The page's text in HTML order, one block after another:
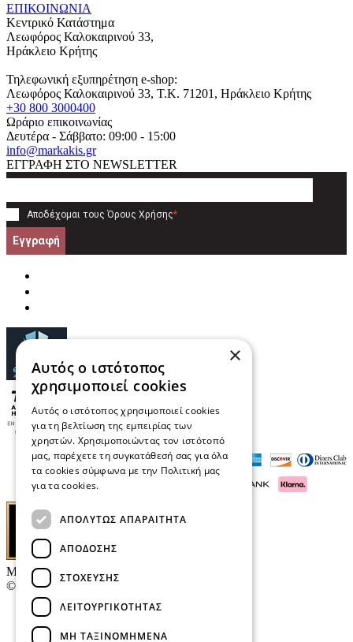
ΕΠΙΚΟΙΝΩΝΙΑ
Κεντρικό Κατάστημα
Λεωφόρος Καλοκαιρινού 33,
Ηράκλειο Κρήτης
Τηλεφωνική εξυπηρέτηση e-shop:
Λεωφόρος Καλοκαιρινού 33, T.K. 71201 , Ηράκλειο Κρήτης
+30 800 3000400
Ωράριο επικοινωνίας
Δευτέρα - Σάββατο: 09:00 - 15:00
info@markakis.gr
ΕΓΓΡΑΦΗ ΣΤΟ NEWSLETTER
Αποδέχομαι τους Όρους Χρήσης*
Εγγραφή
Μαρκάκης Οπτικά
© 2026
Επικοινωνία
E-Volution Awards
×
Αυτός ο ιστότοπος
χρησιμοποιεί cookies
Αυτός ο ιστότοπος χρησιμοποιεί cookies
για τη βελτίωση της εμπειρίας των
χρηστών. Χρησιμοποιώντας τον ιστότοπό
μας, παρέχετε τη συγκατάθεσή σας για όλα
τα cookies σύμφωνα με την Πολιτική μας
για τα cookies.
ΑΠΟΛΎΤΩΣ ΑΠΑΡΑΊΤΗΤΑ
ΑΠΌΔΟΣΗΣ
ΣΤΌΧΕΥΣΗΣ
ΛΕΙΤΟΥΡΓΙΚΌΤΗΤΑΣ
ΜΗ ΤΑΞΙΝΟΜΗΜΈΝΑ